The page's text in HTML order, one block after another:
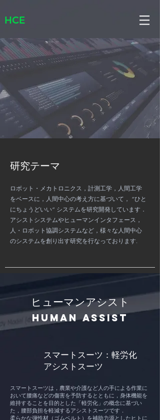
HCE
研究テーマ
ロボット・メカトロニクス，計測工学，人間工学
をベースに，人間中心の考え方に基づいて， “ひと
にちょうどいい” システムを研究開発しています．
アシストシステムやヒューマンインタフェース，
人・ロボット協調システムなど，様々な人間中心
のシステムを創り出す研究を行なっております.
ヒューマンアシスト
Human Assist
スマートスーツ： 軽労化
アシストスーツ
スマートスーツは，農業や介護など人の手による作業に
おいて腰痛などの傷害を予防するとともに，身体機能を
維持することを目的とした「軽労化」の概念に基づい
た，腰部負担を軽減するアシストスーツです．
柔らかな弾性材（ゴムベルト）を補助力源としたヒトに